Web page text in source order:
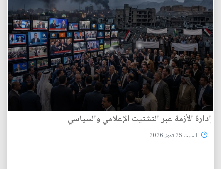
إدارة الأزمة عبر التشتيت الإعلامي والسياسي
السبت 25 تموز 2026